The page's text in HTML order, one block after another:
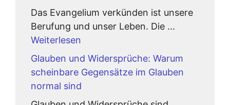
Das Evangelium verkünden ist unsere
Berufung und unser Leben. Die ...
Weiterlesen
Glauben und Widersprüche: Warum
scheinbare Gegensätze im Glauben
normal sind